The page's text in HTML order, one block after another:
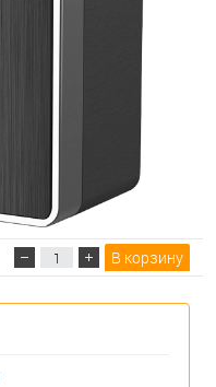
В корзину